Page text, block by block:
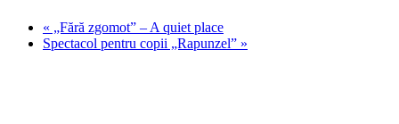
« „Fără zgomot” – A quiet place
Spectacol pentru copii „Rapunzel” »